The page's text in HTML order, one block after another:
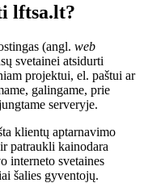
lftsa.lt?
(angl. web
svetainei atsidurti
projektui, el. paštui ar
galingame, prie
serveryje.
klientų aptarnavimo
patraukli kainodara
interneto svetaines
šalies gyventojų.